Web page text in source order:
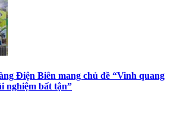
Điện Biên mang chủ đề “Vinh quang
nghiệm bất tận”